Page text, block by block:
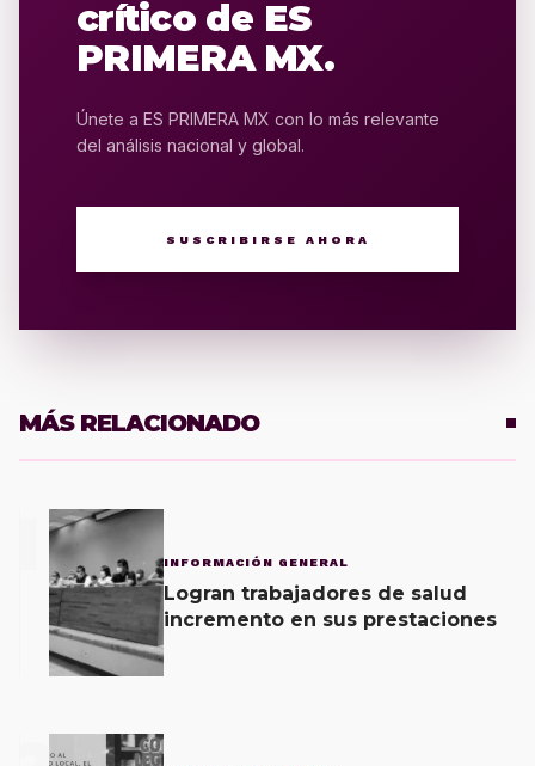
crítico de ES
PRIMERA MX.
Únete a ES PRIMERA MX con lo más relevante
del análisis nacional y global.
SUSCRIBIRSE AHORA
MÁS RELACIONADO
INFORMACIÓN GENERAL
Logran trabajadores de salud
incremento en sus prestaciones